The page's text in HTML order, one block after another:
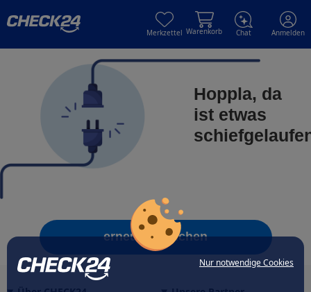
Nur notwendige Cookies
Merkzettel Warenkorb Chat Anmelden
Hoppla, da
ist etwas
erneut versuchen